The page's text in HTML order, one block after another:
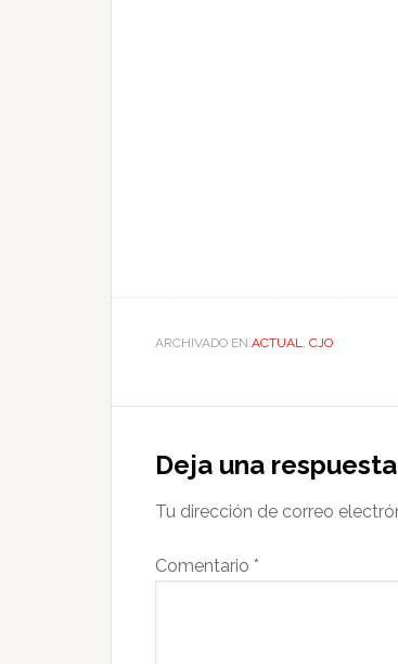
ARCHIVADO EN:ACTUAL, CJO
Deja una respuesta
Tu dirección de correo
Comentario *